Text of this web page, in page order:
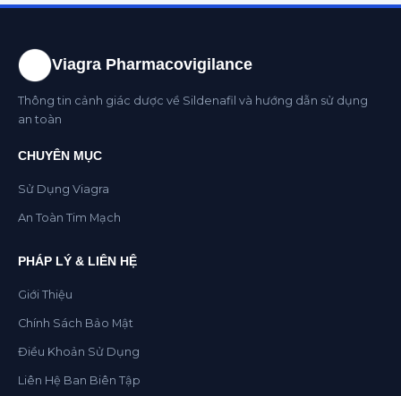
Viagra Pharmacovigilance
Thông tin cảnh giác dược về Sildenafil và hướng dẫn sử dụng
an toàn
CHUYÊN MỤC
Sử Dụng Viagra
An Toàn Tim Mạch
PHÁP LÝ & LIÊN HỆ
Giới Thiệu
Chính Sách Bảo Mật
Điều Khoản Sử Dụng
Liên Hệ Ban Biên Tập